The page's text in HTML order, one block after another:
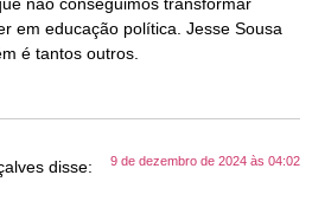
em educação política. Jesse Sousa
é tantos outros.
disse: 9 de dezembro de 2024 às 04:02